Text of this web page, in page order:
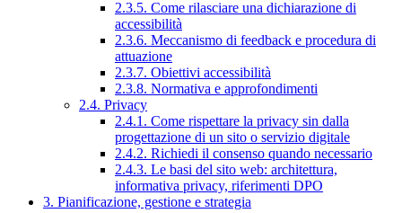
2.3.5. Come rilasciare una dichiarazione di
accessibilità
2.3.6. Meccanismo di feedback e procedura di
attuazione
2.3.7. Obiettivi accessibilità
2.3.8. Normativa e approfondimenti
2.4. Privacy
2.4.1. Come rispettare la privacy sin dalla
progettazione di un sito o servizio digitale
2.4.2. Richiedi il consenso quando necessario
2.4.3. Le basi del sito web: architettura,
informativa privacy, riferimenti DPO
3. Pianificazione, gestione e strategia